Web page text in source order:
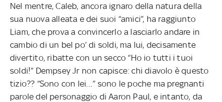
Nel mentre, Caleb, ancora ignaro della natura della
sua nuova alleata e dei suoi “amici”, ha raggiunto
Liam, che prova a convincerlo a lasciarlo andare in
cambio di un bel po’ di soldi, ma lui, decisamente
divertito, ribatte con un secco “Ho io tutti i tuoi
soldi!” Dempsey Jr non capisce: chi diavolo è questo
tizio?? “Sono con lei…” sono le poche ma pregnanti
parole del personaggio di Aaron Paul, e intanto, da